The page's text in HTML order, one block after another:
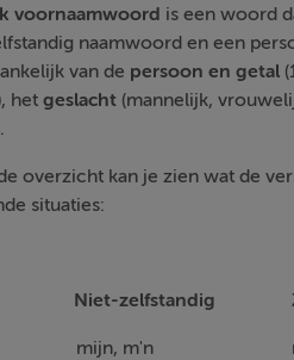
voornaamwoord is een woord
naamwoord en een
van de persoon en getal
het geslacht(mannelijk,
overzicht kan je zien wat de
situaties:
Niet-zelfstandig
mijn, m'n